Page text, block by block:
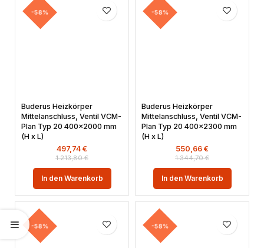
-58%
Buderus Heizkörper
Mittelanschluss, Ventil VCM-
Plan Typ 20 400×2000 mm
(H x L)
1.213,80€
497,74 €
In den Warenkorb
-58%
Buderus Heizkörper
Mittelanschluss, Ventil VCM-
Plan Typ 20 400×2300 mm
(H x L)
1.344,70€
550,66 €
In den Warenkorb
-58% -58%